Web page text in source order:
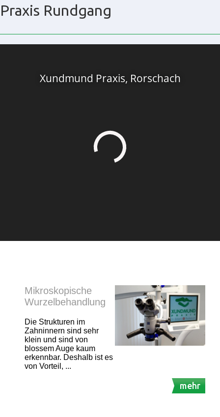
Praxis Rundgang
Mikroskopische
Wurzelbehandlung
Die Strukturen im
Zahninnern sind sehr
klein und sind von
blossem Auge kaum
erkennbar. Deshalb ist es
von Vorteil, ...
mehr